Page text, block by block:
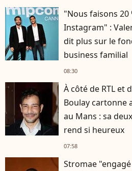
"Nous faisons 20
Instagram" :
dit plus sur le
business familial
08:30
À côté de RTL et
Boulay cartonne
au Mans : sa
rend si heureux
07:58
Stromae